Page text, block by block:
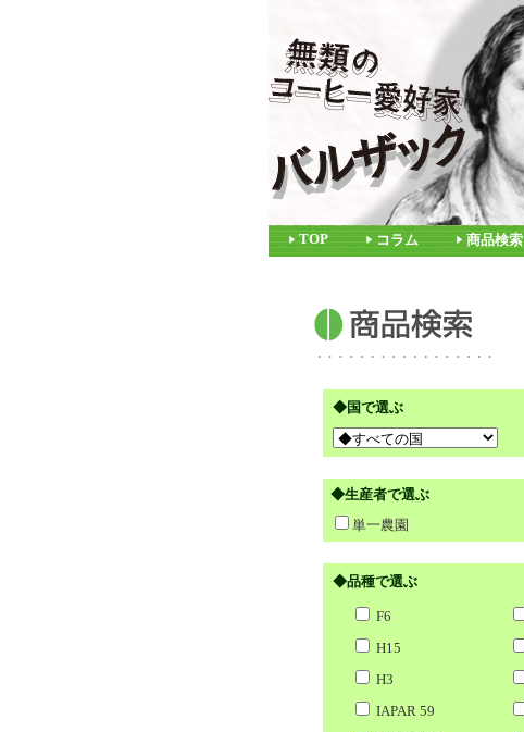
TOP コラム 商品検索
◆国で選ぶ
◆生産者で選ぶ
単一農園
◆品種で選ぶ
F6
H15
H3
IAPAR 59